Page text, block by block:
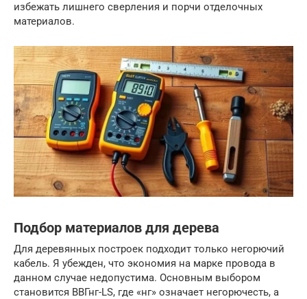
избежать лишнего сверления и порчи отделочных
материалов.
Подбор материалов для дерева
Для деревянных построек подходит только негорючий
кабель. Я убежден, что экономия на марке провода в
данном случае недопустима. Основным выбором
становится ВВГнг-LS, где «нг» означает негорючесть, а